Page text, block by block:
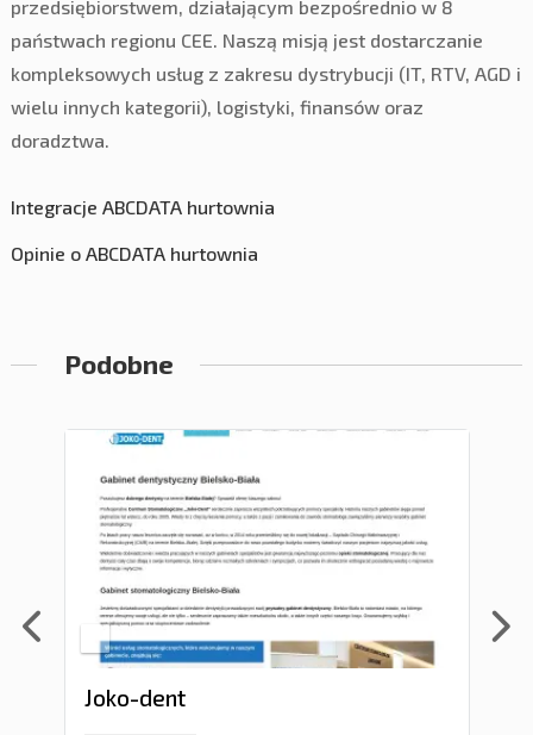
przedsiębiorstwem, działającym bezpośrednio w 8
państwach regionu CEE. Naszą misją jest dostarczanie
kompleksowych usług z zakresu dystrybucji (IT, RTV, AGD i
wielu innych kategorii), logistyki, finansów oraz
doradztwa.
Integracje ABCDATA hurtownia
Opinie o ABCDATA hurtownia
Podobne
Joko-dent